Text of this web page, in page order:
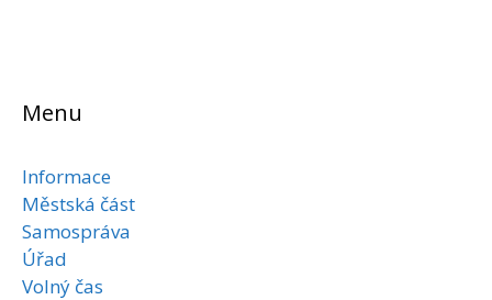
Menu
Informace
Městská část
Samospráva
Úřad
Volný čas